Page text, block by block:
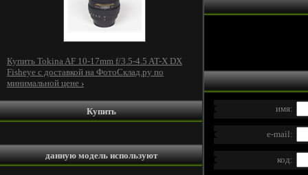
Купить Tokina AF 10-17mm f/3.5-4.5 AT-X DX
Fisheye c доставкой на ФотоСклад.ру по
минимальной цене ›
Купить
данную модель используют
имя:
e-mail:
код: